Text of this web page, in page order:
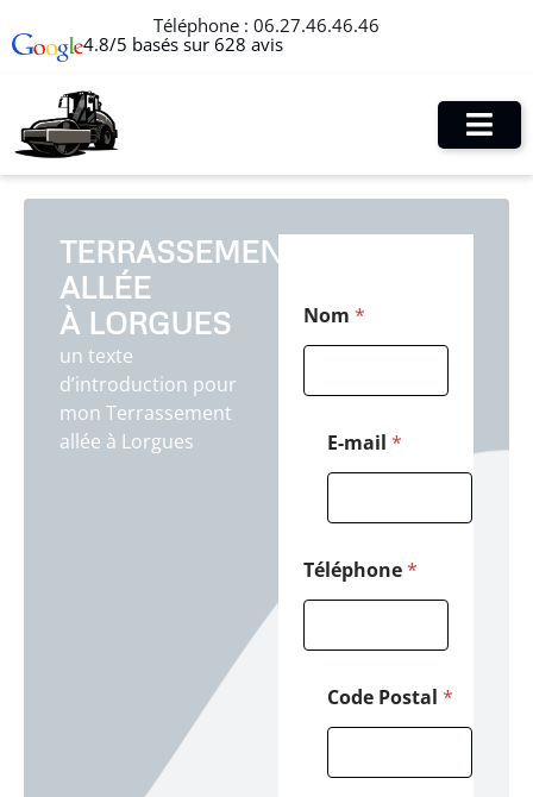
Téléphone : 06.27.46.46.46
4.8/5 basés sur 628 avis
TERRASSEMENT
ALLÉE
À LORGUES
un texte
d’introduction pour
mon Terrassement
allée à Lorgues
Nom *
E-mail *
Téléphone*
Code Postal *